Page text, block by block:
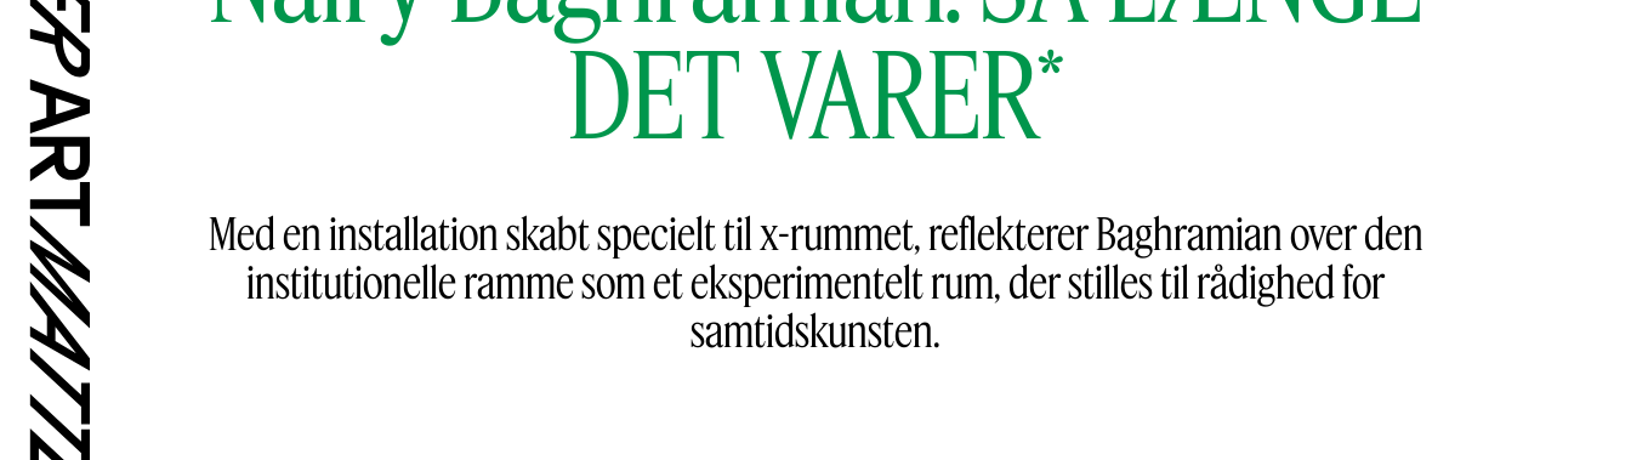
DET VARER*
Med en installation skabt specielt til x-rummet, reflekterer Baghramian over den
institutionelle ramme som et eksperimentelt rum, der stilles til rådighed for
samtidskunsten.